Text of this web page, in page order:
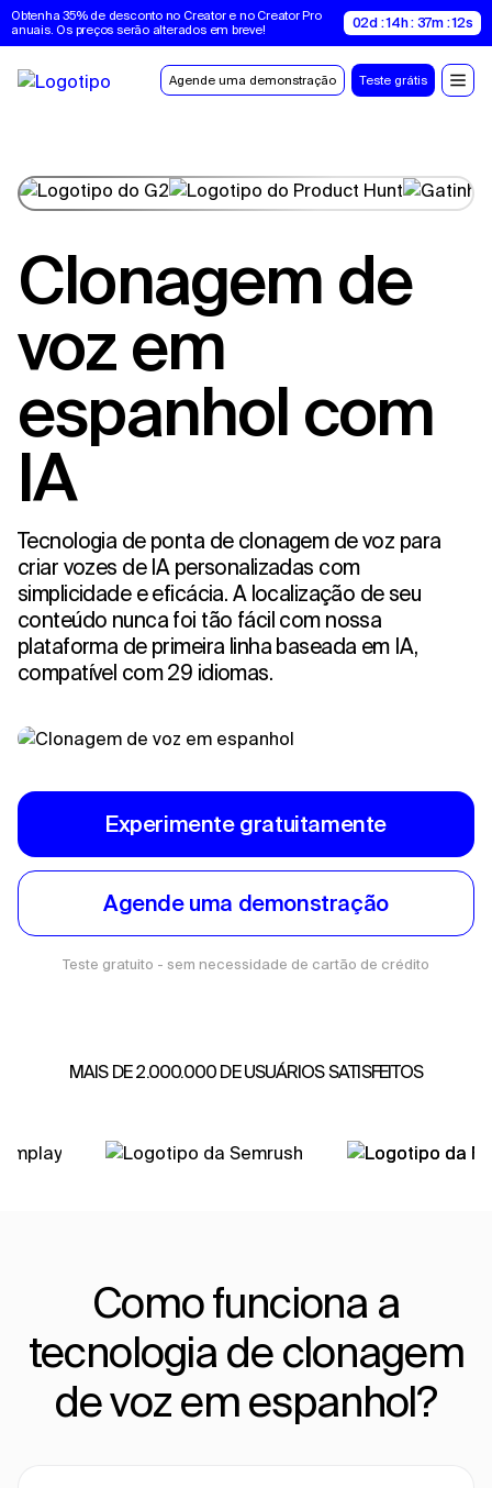
Obtenha 35% de desconto no Creator e no Creator Pro
anuais. Os preços serão alterados em breve!
02d : 14h : 37m : 11s
Agende uma demonstração Teste grátis
Clonagem de
voz em
espanhol com
IA
Tecnologia de ponta de clonagem de voz para
criar vozes de IA personalizadas com
simplicidade e eficácia. A localização de seu
conteúdo nunca foi tão fácil com nossa
plataforma de primeira linha baseada em IA,
compatível com 29 idiomas.
Experimente gratuitamente
Agende uma demonstração
Teste gratuito - sem necessidade de cartão de crédito
MAIS DE 2.000.000 DE USUÁRIOS SATISFEITOS
Como funciona a
tecnologia de clonagem
de voz em espanhol?